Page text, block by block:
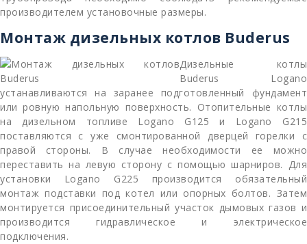
производителем установочные размеры.
Монтаж дизельных котлов Buderus
Дизельные котлы
Buderus Logano
устанавливаются на заранее подготовленный фундамент
или ровную напольную поверхность. Отопительные котлы
на дизельном топливе Logano G125 и Logano G215
поставляются с уже смонтированной дверцей горелки с
правой стороны. В случае необходимости ее можно
переставить на левую сторону с помощью шарниров. Для
установки Logano G225 производится обязательный
монтаж подставки под котел или опорных болтов. Затем
монтируется присоединительный участок дымовых газов и
производится гидравлическое и электрическое
подключения.